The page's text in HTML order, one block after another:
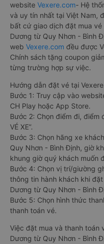
website Vexere.com- Hệ
và uy tín nhất tại Việt Nam,
bất cứ giao dịch đặt mua vé
Dương từ Quy Nhơn - Bình
web Vexere.com đều được
Chính sách tặng coupon
từng trường hợp sự việc.
Hướng dẫn đặt vé tại
Bước 1: Truy cập vào
CH Play hoặc App Store.
Bước 2: Chọn điểm đi, điểm
VÉ XE”.
Bước 3: Chọn hãng xe
Quy Nhơn - Bình Định, giờ
khung giờ quý khách muốn
Bước 4: Chọn vị trí/giường
thông tin hành khách khi
Dương từ Quy Nhơn - Bình
Bước 5: Chọn hình thức
thanh toán vé.
Việc đặt mua và thanh toán
Dương từ Quy Nhơn - Bình